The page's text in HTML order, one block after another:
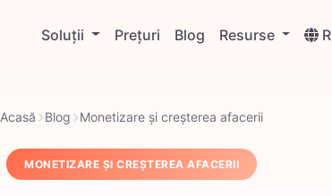
Soluții Prețuri Blog Resurse
Acasă Blog Monetizare și creșterea afacerii
MONETIZARE ȘI CREȘTEREA AFACERII